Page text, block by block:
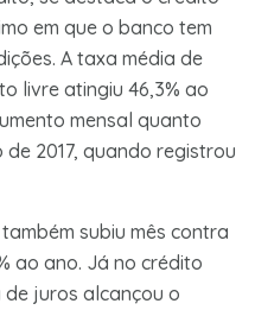
em que o banco tem
A taxa média de
livre atingiu 46,3% ao
mensal quanto
2017, quando registrou
subiu mês contra
ao ano. Já no crédito
juros alcançou o